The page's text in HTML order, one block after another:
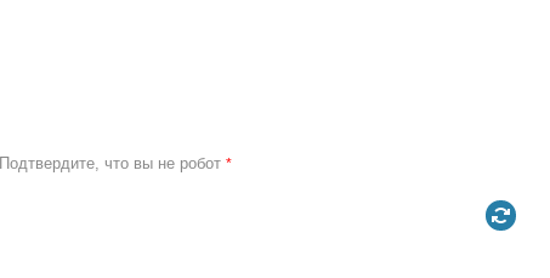
Подтвердите, что вы не робот *